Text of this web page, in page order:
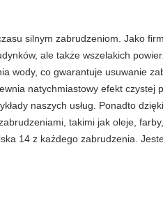
silnym zabrudzeniom. Jako
ale także wszelakich
wody, co gwarantuje usuwanie
natychmiastowy efekt czystej
naszych usług. Ponadto
takimi jak oleje,
14 z każdego zabrudzenia.